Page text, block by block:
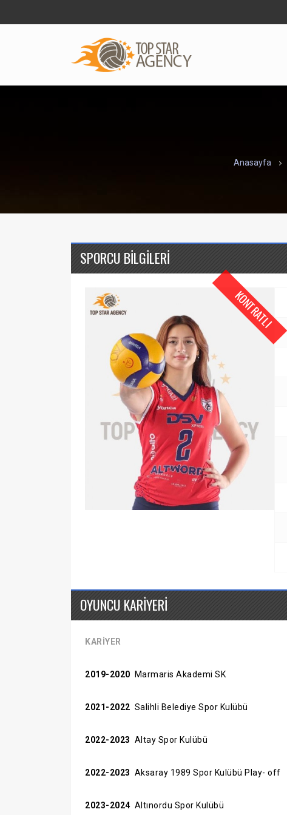
Anasayfa
SPORCU BİLGİLERİ
KONTRATLI
OYUNCU KARİYERİ
KARİYER
2019-2020 Marmaris Akademi SK
2021-2022 Salihli Belediye Spor Kulübü
2022-2023 Altay Spor Kulübü
2022-2023 Aksaray 1989 Spor Kulübü Play- off
2023-2024 Altınordu Spor Kulübü